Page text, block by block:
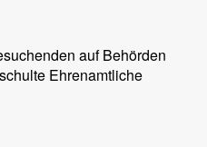
auf Behörden
Ehrenamtliche